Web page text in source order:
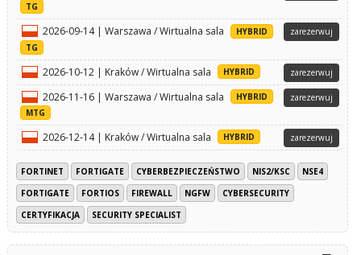
TG
2026-09-14 | Warszawa / Wirtualna sala
HYBRID
TG
zarezerwuj
2026-10-12 | Kraków / Wirtualna sala HYBRID zarezerwuj
2026-11-16 | Warszawa / Wirtualna sala
HYBRID
MTG
zarezerwuj
2026-12-14 | Kraków / Wirtualna sala HYBRID zarezerwuj
FORTINET FORTIGATE CYBERBEZPIECZEŃSTWO NIS2/KSC
NSE4
FORTIGATE
FORTIOS FIREWALL NGFW
CYBERSECURITY
CERTYFIKACJA
SECURITY SPECIALIST